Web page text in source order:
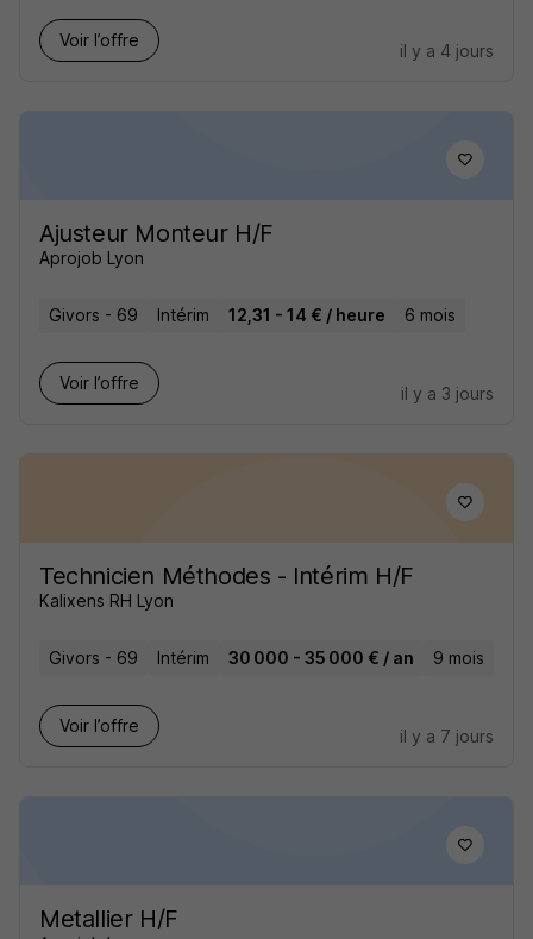
Voir l’offre
il y a 4 jours
Ajusteur Monteur H/F
Aprojob Lyon
Givors - 69 Intérim 12,31 - 14 € / heure 6 mois
Voir l’offre
il y a 3 jours
Technicien Méthodes - Intérim H/F
Kalixens RH Lyon
Givors - 69 Intérim 30 000 - 35 000 € / an 9 mois
Voir l’offre
il y a 7 jours
Metallier H/F